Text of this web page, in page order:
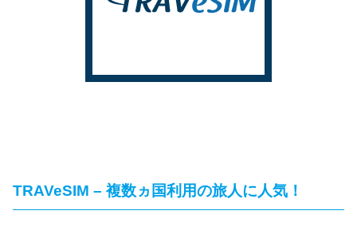
TRAVeSIM – 複数ヵ国利用の旅人に人気！